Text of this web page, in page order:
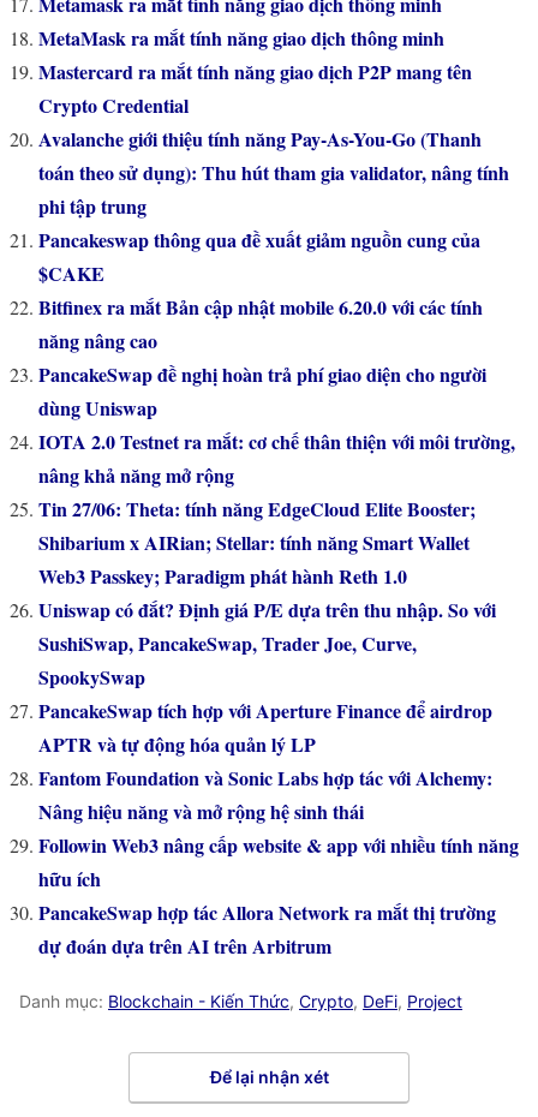
MetaMask ra mắt tính năng giao dịch thông minh
Mastercard ra mắt tính năng giao dịch P2P mang tên
Crypto Credential
Avalanche giới thiệu tính năng Pay-As-You-Go (Thanh
toán theo sử dụng): Thu hút tham gia validator, nâng tính
phi tập trung
Pancakeswap thông qua đề xuất giảm nguồn cung của
$CAKE
Bitfinex ra mắt Bản cập nhật mobile 6.20.0 với các tính
năng nâng cao
PancakeSwap đề nghị hoàn trả phí giao diện cho người
dùng Uniswap
IOTA 2.0 Testnet ra mắt: cơ chế thân thiện với môi trường,
nâng khả năng mở rộng
Tin 27/06: Theta: tính năng EdgeCloud Elite Booster;
Shibarium x AIRian; Stellar: tính năng Smart Wallet
Web3 Passkey; Paradigm phát hành Reth 1.0
Uniswap có đắt? Định giá P/E dựa trên thu nhập. So với
SushiSwap, PancakeSwap, Trader Joe, Curve,
SpookySwap
PancakeSwap tích hợp với Aperture Finance để airdrop
APTR và tự động hóa quản lý LP
Fantom Foundation và Sonic Labs hợp tác với Alchemy:
Nâng hiệu năng và mở rộng hệ sinh thái
Followin Web3 nâng cấp website & app với nhiều tính năng
hữu ích
PancakeSwap hợp tác Allora Network ra mắt thị trường
dự đoán dựa trên AI trên Arbitrum
Danh mục: Blockchain - Kiến Thức, Crypto, DeFi, Project
Để lại nhận xét